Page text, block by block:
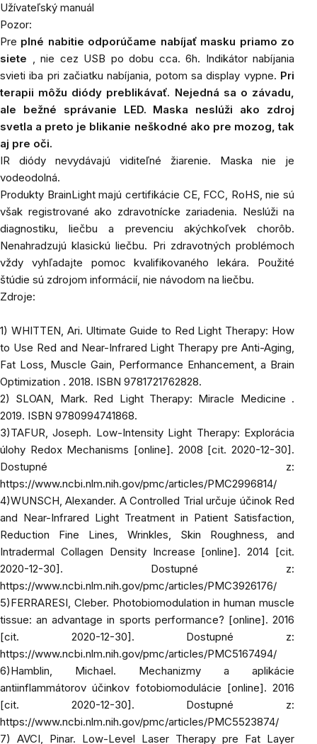
Užívateľský manuál
Pozor:
Pre plné nabitie odporúčame nabíjať masku priamo zo
siete , nie cez USB po dobu cca. 6h. Indikátor nabíjania
svieti iba pri začiatku nabíjania, potom sa display vypne. Pri
terapii môžu diódy preblikávať. Nejedná sa o závadu,
ale bežné správanie LED. Maska neslúži ako zdroj
svetla a preto je blikanie neškodné ako pre mozog, tak
aj pre oči.
IR diódy nevydávajú viditeľné žiarenie. Maska nie je
vodeodolná.
Produkty BrainLight majú certifikácie CE, FCC, RoHS, nie sú
však registrované ako zdravotnícke zariadenia. Neslúži na
diagnostiku, liečbu a prevenciu akýchkoľvek chorôb.
Nenahradzujú klasickú liečbu. Pri zdravotných problémoch
vždy vyhľadajte pomoc kvalifikovaného lekára. Použité
štúdie sú zdrojom informácií, nie návodom na liečbu.
Zdroje:
1) WHITTEN, Ari. Ultimate Guide to Red Light Therapy: How
to Use Red and Near-Infrared Light Therapy pre Anti-Aging,
Fat Loss, Muscle Gain, Performance Enhancement, a Brain
Optimization . 2018. ISBN 9781721762828.
2) SLOAN, Mark. Red Light Therapy: Miracle Medicine .
2019. ISBN 9780994741868.
3)TAFUR, Joseph. Low-Intensity Light Therapy: Explorácia
úlohy Redox Mechanisms [online]. 2008 [cit. 2020-12-30].
Dostupné z:
https://www.ncbi.nlm.nih.gov/pmc/articles/PMC2996814/
4)WUNSCH, Alexander. A Controlled Trial určuje účinok Red
and Near-Infrared Light Treatment in Patient Satisfaction,
Reduction Fine Lines, Wrinkles, Skin Roughness, and
Intradermal Collagen Density Increase [online]. 2014 [cit.
2020-12-30]. Dostupné z:
https://www.ncbi.nlm.nih.gov/pmc/articles/PMC3926176/
5)FERRARESI, Cleber. Photobiomodulation in human muscle
tissue: an advantage in sports performance? [online]. 2016
[cit. 2020-12-30]. Dostupné z:
https://www.ncbi.nlm.nih.gov/pmc/articles/PMC5167494/
6)Hamblin, Michael.
Mechanizmy a aplikácie
antiinflammátorov účinkov fotobiomodulácie [online]. 2016
[cit. 2020-12-30]. Dostupné z:
https://www.ncbi.nlm.nih.gov/pmc/articles/PMC5523874/
7) AVCI, Pinar. Low-Level Laser Therapy pre Fat Layer